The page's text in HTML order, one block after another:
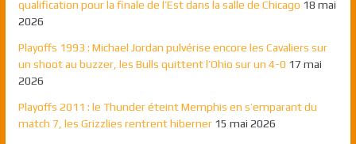
qualification pour la finale de l’Est dans la salle de Chicago 18 mai
2026
Playoffs 1993 : Michael Jordan pulvérise encore les Cavaliers sur
un shoot au buzzer, les Bulls quittent l’Ohio sur un 4-0 17 mai
2026
Playoffs 2011 : le Thunder éteint Memphis en s’emparant du
match 7, les Grizzlies rentrent hiberner 15 mai 2026